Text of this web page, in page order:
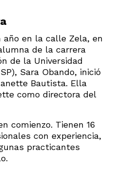
año en la calle Zela, en
de la carrera
de la Universidad
Sara Obando, inició
Bautista. Ella
como directora del
comienzo. Tienen 16
con experiencia,
practicantes